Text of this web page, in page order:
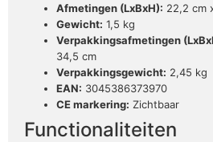
Afmetingen (LxBxH): 22,2 cm
Gewicht: 1,5 kg
Verpakkingsafmetingen
34,5 cm
Verpakkingsgewicht: 2,45 kg
EAN: 3045386373970
CE markering: Zichtbaar
Functionaliteiten